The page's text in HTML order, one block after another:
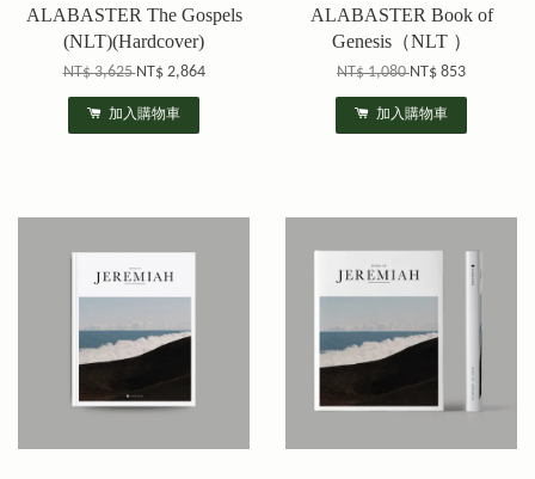
ALABASTER The Gospels
(NLT)(Hardcover)
NT$ 3,625NT$ 2,864
加入購物車
ALABASTER Book of
Genesis（NLT ）
NT$ 1,080NT$ 853
加入購物車